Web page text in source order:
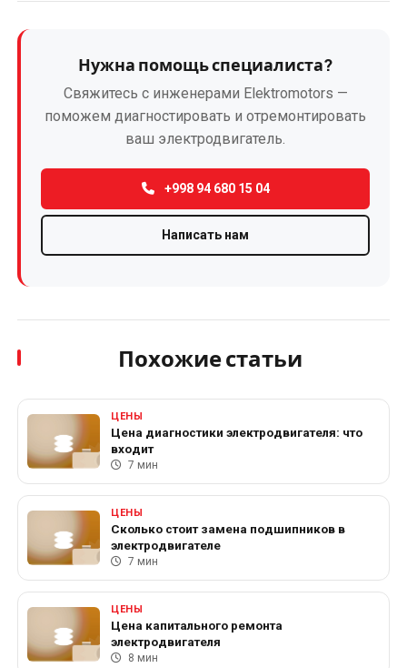
Нужна помощь специалиста?
Свяжитесь с инженерами Elektromotors —
поможем диагностировать и отремонтировать
ваш электродвигатель.
+998 94 680 15 04
Написать нам
Похожие статьи
ЦЕНЫ
Цена диагностики электродвигателя: что
входит
7 мин
ЦЕНЫ
Сколько стоит замена подшипников в
электродвигателе
7 мин
ЦЕНЫ
Цена капитального ремонта
электродвигателя
8 мин